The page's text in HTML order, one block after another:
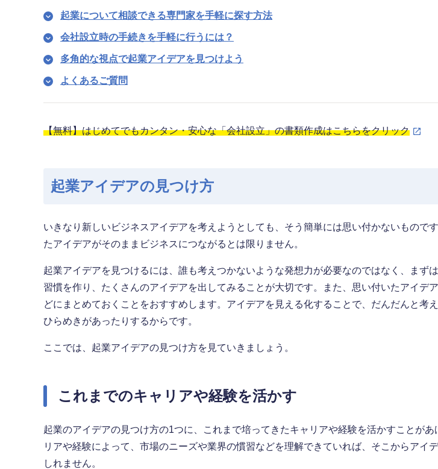
起業について相談できる専門家を手軽に探す方法
会社設立時の手続きを手軽に行うには？
多角的な視点で起業アイデアを見つけよう
よくあるご質問
【無料】はじめてでもカンタン・安心な「会社設立」の書類作成はこちらをクリック
起業アイデアの見つけ方
いきなり新しいビジネスアイデアを考えようとしても、そう簡単には思い付かないもので
たアイデアがそのままビジネスにつながるとは限りません。
起業アイデアを見つけるには、誰も考えつかないような発想力が必要なのではなく、まず
習慣を作り、たくさんのアイデアを出してみることが大切です。また、思い付いたアイデ
どにまとめておくことをおすすめします。アイデアを見える化することで、だんだんと考え
ひらめきがあったりするからです。
ここでは、起業アイデアの見つけ方を見ていきましょう。
これまでのキャリアや経験を活かす
起業のアイデアの見つけ方の1つに、これまで培ってきたキャリアや経験を活かすことがあ
リアや経験によって、市場のニーズや業界の慣習などを理解できていれば、そこからアイ
しれません。